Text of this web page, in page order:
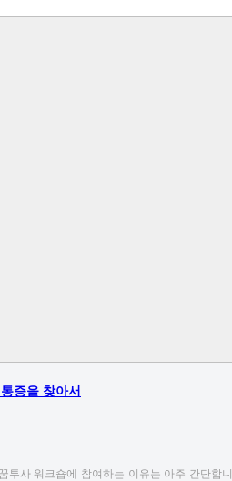
증을 찾아서
투사 워크숍에 참여하는 이유는 아주 간단합